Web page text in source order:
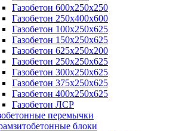
Газобетон 600x250x250
Газобетон 250x400x600
Газобетон 100х250х625
Газобетон 150х250х625
Газобетон 625х250х200
Газобетон 250х250х625
Газобетон 300х250х625
Газобетон 375х250х625
Газобетон 400х250х625
Газобетон ЛСР
перемычки
блоки